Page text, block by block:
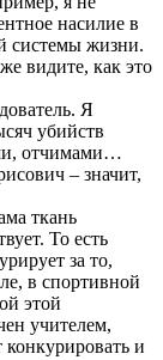
насилие в
системы жизни.
видите, как это
Я
убийств
отчимами…
– значит,
ткань
То есть
за то,
в спортивной
этой
учителем,
конкурировать и